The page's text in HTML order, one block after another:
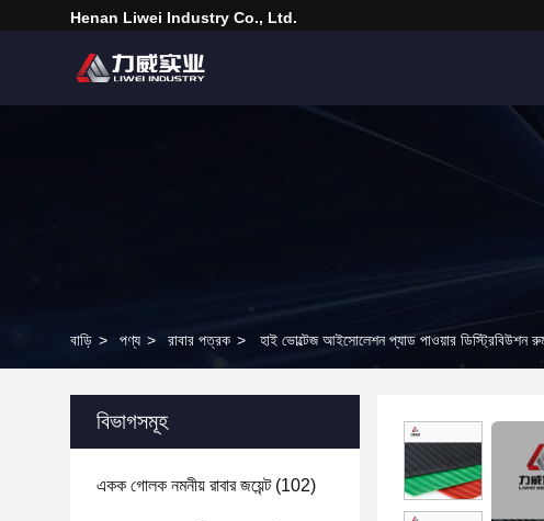
Henan Liwei Industry Co., Ltd.
বাড়ি > পণ্য > রাবার পত্রক > হাই ভোল্টেজ আইসোলেশন প্যাড পাওয়ার ডিস্ট্রিবিউশন
বিভাগসমূহ
একক গোলক নমনীয় রাবার জয়েন্ট(102)